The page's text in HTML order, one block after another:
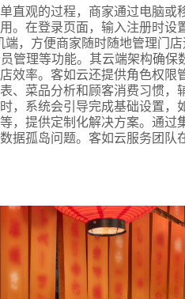
直观的过程，商家通过电脑
。在登录页面，输入注册时
，方便商家随时随地管理门
管理等功能。其云端架构确
效率。客如云还提供角色权
、菜品分析和顾客消费习惯
，系统会引导完成基础设置
，提供定制化解决方案。通过
据孤岛问题。客如云服务团